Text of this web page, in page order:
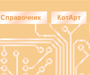
Справочник КотАрт